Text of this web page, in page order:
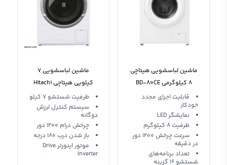
ماشین لباسشویی هیتاچی
8 کیلوگرمی BD-80CE
قابلیت اجرای مجدد
خودکار
نمایشگر LED
ظرفیت 8 کیلوگرم
سرعت چرخش 1200 دور
در دقیقه
تعداد برنامه‌های
شستشو 16 گزینه
ماشین لباسشویی 7
کیلویی هیتاچی Hitachi
Washing Machine BD-
W75TAE
ظرفیت شستشو 7 کیلو
سیستم کنترل لرزش
دوگانه
چرخش درام 1200 دور
باز شدن درب 180 درجه
موتور اینورتر Drive
Inverter